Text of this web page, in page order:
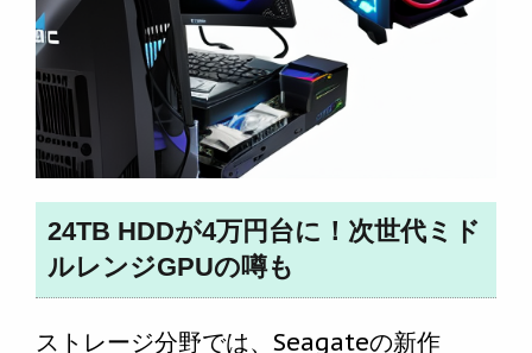
24TB HDDが4万円台に！次世代ミド
ルレンジGPUの噂も
ストレージ分野では、Seagateの新作